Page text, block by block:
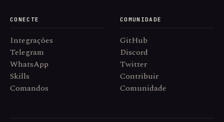
CONECTE
Integrações
Telegram
WhatsApp
Skills
Comandos
COMUNIDADE
GitHub
Discord
Twitter
Contribuir
Comunidade